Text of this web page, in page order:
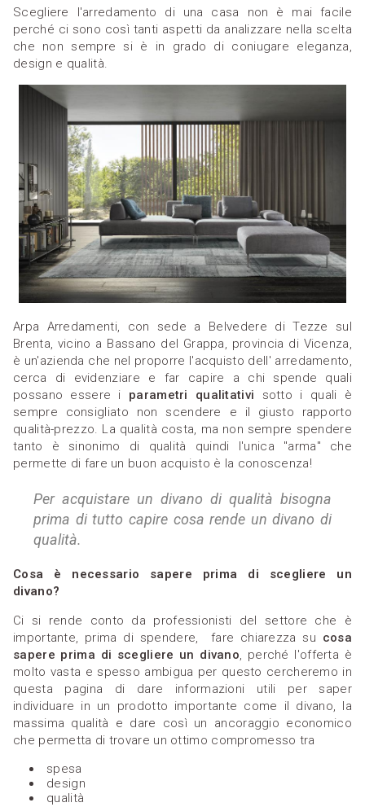
Scegliere l'arredamento di una casa non è mai facile
perché ci sono così tanti aspetti da analizzare nella scelta
che non sempre si è in grado di coniugare eleganza,
design e qualità.
Arpa Arredamenti, con sede a Belvedere di Tezze sul
Brenta, vicino a Bassano del Grappa, provincia di Vicenza,
è un'azienda che nel proporre l'acquisto dell' arredamento,
cerca di evidenziare e far capire a chi spende quali
possano essere i parametri qualitativi sotto i quali è
sempre consigliato non scendere e il giusto rapporto
qualità-prezzo. La qualità costa, ma non sempre spendere
tanto è sinonimo di qualità quindi l'unica "arma" che
permette di fare un buon acquisto è la conoscenza!
Per acquistare un divano di qualità bisogna
prima di tutto capire cosa rende un divano di
qualità.
Cosa è necessario sapere prima di scegliere un
divano?
Ci si rende conto da professionisti del settore che è
importante, prima di spendere, fare chiarezza su cosa
sapere prima di scegliere un divano, perché l'offerta è
molto vasta e spesso ambigua per questo cercheremo in
questa pagina di dare informazioni utili per saper
individuare in un prodotto importante come il divano, la
massima qualità e dare così un ancoraggio economico
che permetta di trovare un ottimo compromesso tra
spesa
design
qualità